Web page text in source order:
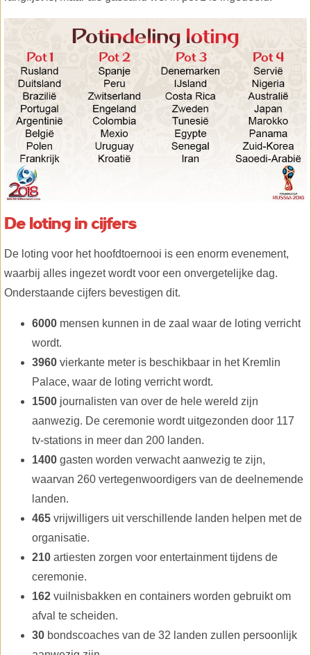
De loting in cijfers
De loting voor het hoofdtoernooi is een enorm evenement,
waarbij alles ingezet wordt voor een onvergetelijke dag.
Onderstaande cijfers bevestigen dit.
6000 mensen kunnen in de zaal waar de loting verricht
wordt.
3960 vierkante meter is beschikbaar in het Kremlin
Palace, waar de loting verricht wordt.
1500 journalisten van over de hele wereld zijn
aanwezig. De ceremonie wordt uitgezonden door 117
tv-stations in meer dan 200 landen.
1400 gasten worden verwacht aanwezig te zijn,
waarvan 260 vertegenwoordigers van de deelnemende
landen.
465 vrijwilligers uit verschillende landen helpen met de
organisatie.
210 artiesten zorgen voor entertainment tijdens de
ceremonie.
162 vuilnisbakken en containers worden gebruikt om
afval te scheiden.
30 bondscoaches van de 32 landen zullen persoonlijk